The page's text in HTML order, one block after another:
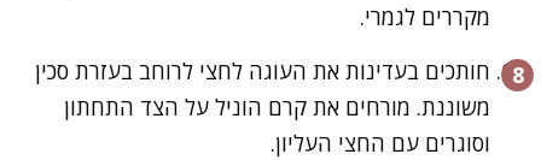
מקררים לגמרי.
חותכים בעדינות את העוגה לחצי לרוחב בעזרת סכין
משוננת. מורחים את קרם הוניל על הצד התחתון
וסוגרים עם החצי העליון.